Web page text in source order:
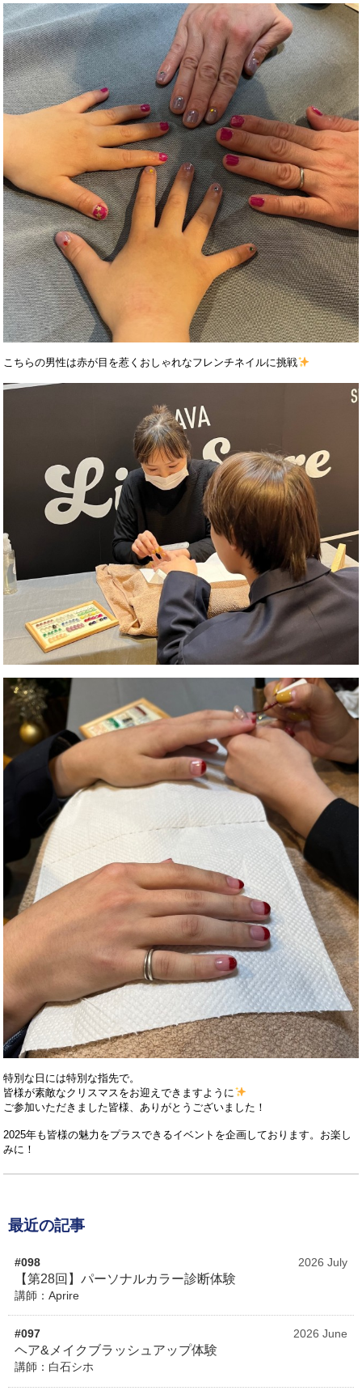
こちらの男性は赤が目を惹くおしゃれなフレンチネイルに挑戦
特別な日には特別な指先で。
皆様が素敵なクリスマスをお迎えできますように
ご参加いただきました皆様、ありがとうございました！
2025年も皆様の魅力をプラスできるイベントを企画しております。お楽し
みに！
最近の記事
#098 2026 July
【第28回】パーソナルカラー診断体験
講師：Aprire
#097 2026 June
ヘア&メイクブラッシュアップ体験
講師：白石シホ